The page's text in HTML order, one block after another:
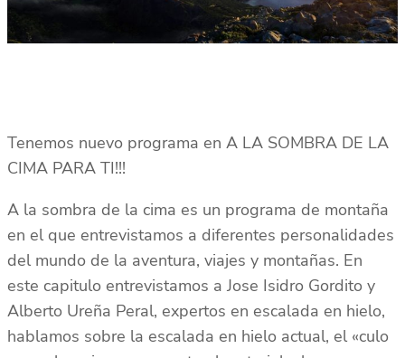
Tenemos nuevo programa en A LA SOMBRA DE LA
CIMA PARA TI!!!
A la sombra de la cima es un programa de montaña
en el que entrevistamos a diferentes personalidades
del mundo de la aventura, viajes y montañas. En
este capitulo entrevistamos a Jose Isidro Gordito y
Alberto Ureña Peral, expertos en escalada en hielo,
hablamos sobre la escalada en hielo actual, el «culo